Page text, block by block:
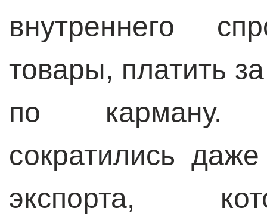
внутреннего
товары, платить
по карману.
сократились
экспорта,